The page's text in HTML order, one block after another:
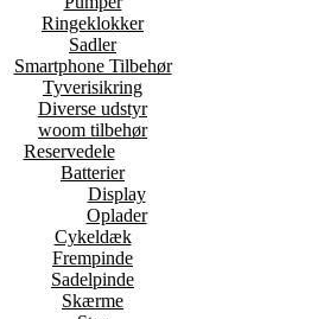
Ringeklokker
Sadler
Smartphone Tilbehør
Tyverisikring
Diverse udstyr
woom tilbehør
Reservedele
Batterier
Display
Oplader
Cykeldæk
Frempinde
Sadelpinde
Skærme